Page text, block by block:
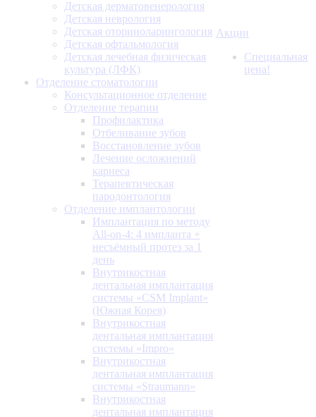
Детская дерматовенерология
Детская неврология
Детская оториноларингология
Детская офтальмология
Детская лечебная физическая
культура (ЛФК)
Отделение стоматологии
Консультационное отделение
Отделение терапии
Профилактика
Отбеливание зубов
Восстановление зубов
Лечение осложнений
кариеса
Терапевтическая
пародонтология
Отделение имплантологии
Имплантация по методу
All-on-4: 4 импланта +
несъёмный протез за 1
день
Внутрикостная
дентальная имплантация
системы «CSM Implant»
(Южная Корея)
Внутрикостная
дентальная имплантация
системы «Impro»
Внутрикостная
дентальная имплантация
системы «Straumann»
Внутрикостная
дентальная имплантация
Акции
Специальная
цена!